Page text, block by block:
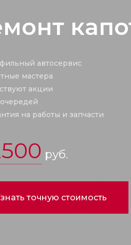
автосервис
мастера
акции
на работы и запчасти
руб.
точную стоимость